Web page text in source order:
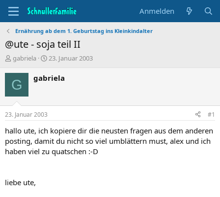
Anmelden
Ernährung ab dem 1. Geburtstag ins Kleinkindalter
@ute - soja teil II
T
e
m
n
t
a
t
e
gabriela
B
g
a
u
m
23. Januar 2003
G gabriela
23. Januar 2003 #1
hallo ute, ich kopiere dir die neusten fragen aus dem anderen
posting, damit du nicht so viel umblättern must, alex und ich
haben viel zu quatschen :-D
liebe ute,